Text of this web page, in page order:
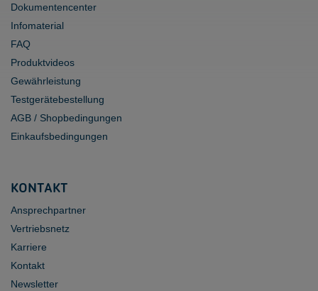
Dokumentencenter
Infomaterial
FAQ
Produktvideos
Gewährleistung
Testgerätebestellung
AGB / Shopbedingungen
Einkaufsbedingungen
KONTAKT
Ansprechpartner
Vertriebsnetz
Karriere
Kontakt
Newsletter